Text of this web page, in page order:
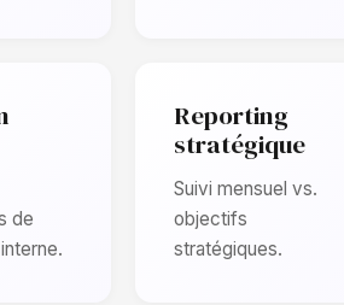
de
Reporting
stratégique
Suivi mensuel vs.
objectifs
stratégiques.